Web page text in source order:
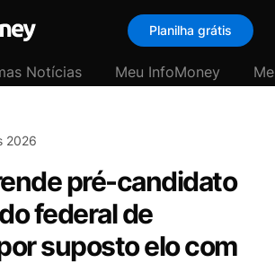
Planilha grátis
Notícias Meu InfoMoney
2026
pré-candidato
federal de
suposto elo com